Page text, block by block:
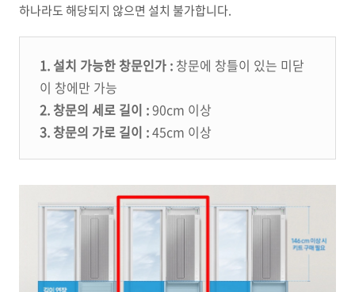
하나라도 해당되지 않으면 설치 불가합니다.
1. 설치 가능한 창문인가 : 창문에 창틀이 있는 미닫
이 창에만 가능
2. 창문의 세로 길이 :90cm 이상
3. 창문의 가로 길이 :45cm 이상